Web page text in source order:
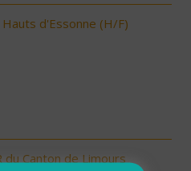
d'Essonne (H/F)
du Canton de Limours